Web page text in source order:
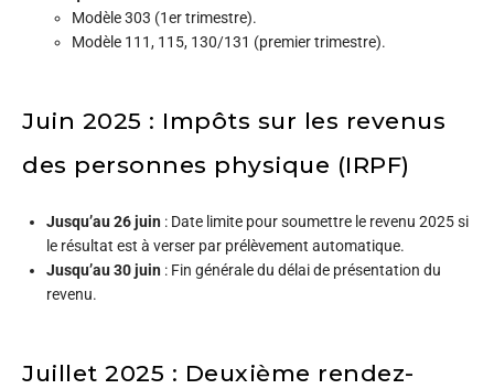
Modèle 303 (1er trimestre).
Modèle 111, 115, 130/131 (premier trimestre).
Juin 2025 : Impôts sur les revenus
des personnes physique (IRPF)
Jusqu’au 26 juin : Date limite pour soumettre le revenu 2025 si
le résultat est à verser par prélèvement automatique.
Jusqu’au 30 juin : Fin générale du délai de présentation du
revenu.
Juillet 2025 : Deuxième rendez-